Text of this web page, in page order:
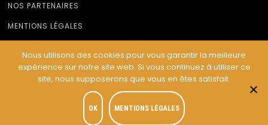
NOS PARTENAIRES
MENTIONS LÉGALES
© Le Musicodrome 2022 - Webdesign :Cereal Concept
Nous utilisons des cookies pour vous garantir la meilleure
expérience sur notre site web. Si vous continuez à utiliser ce
site, nous supposerons que vous en êtes satisfait.
OK MENTIONS LÉGALES